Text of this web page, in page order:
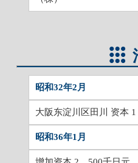
昭和32年2月
大阪东淀川区田川 资本
昭和36年1月